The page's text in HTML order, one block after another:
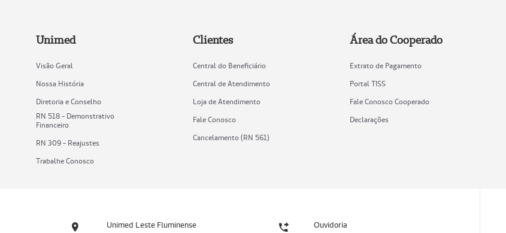
Unimed
Visão Geral
Nossa História
Diretoria e Conselho
RN 518 - Demonstrativo
Financeiro
RN 309 - Reajustes
Trabalhe Conosco
Clientes
Central do Beneficiário
Central de Atendimento
Loja de Atendimento
Fale Conosco
Cancelamento (RN 561)
Área do Cooperado
Extrato de Pagamento
Portal TISS
Fale Conosco Cooperado
Declarações
Unimed Leste Fluminense Ouvidoria